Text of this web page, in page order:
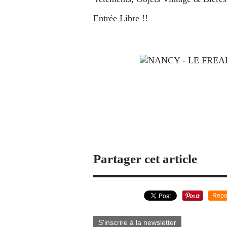
Entrée Libre !!
Partager cet article
S'inscrire à la newsletter